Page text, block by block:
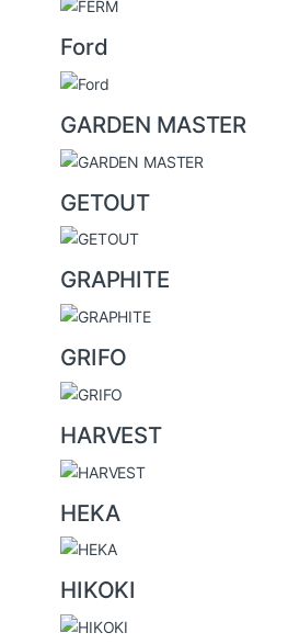
Ford
GARDEN MASTER
GETOUT
GRAPHITE
GRIFO
HARVEST
HEKA
HIKOKI